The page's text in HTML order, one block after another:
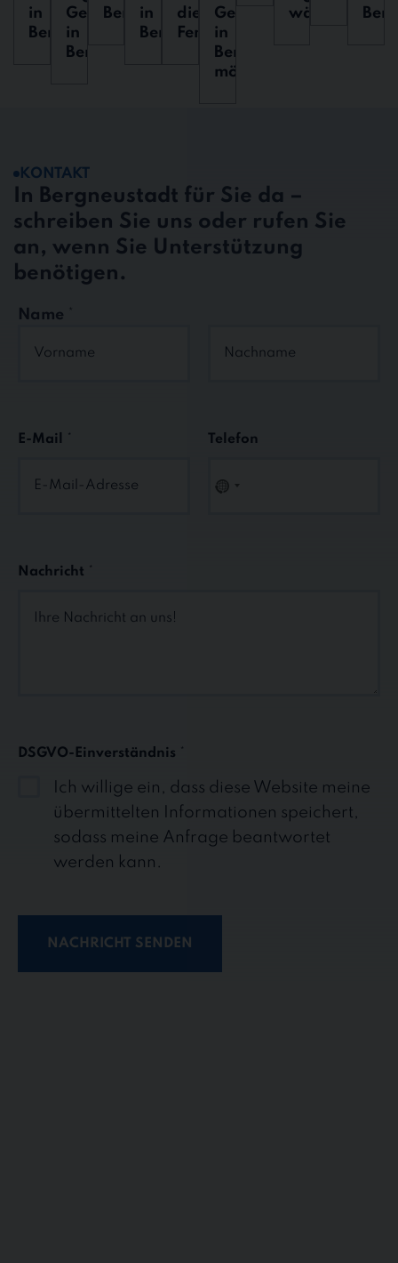
in
Bergneustadt?
Gebäudereinigung
in
Bergneustadt?
Bergneustadt?
in
Bergneustadt?
die
Fensterreinigung?
Gebäudereinigung
in
Bergneustadt
möglich?
wählen?
KONTAKT
In Bergneustadt für Sie da –
schreiben Sie uns oder rufen Sie
an, wenn Sie Unterstützung
benötigen.
Name *
E-Mail Telefon
N
E
Nachricht
DSGVO-Einverständnis
Ich willige ein, dass diese Website meine
übermittelten Informationen speichert,
sodass meine Anfrage beantwortet
werden kann.
NACHRICHT SENDEN